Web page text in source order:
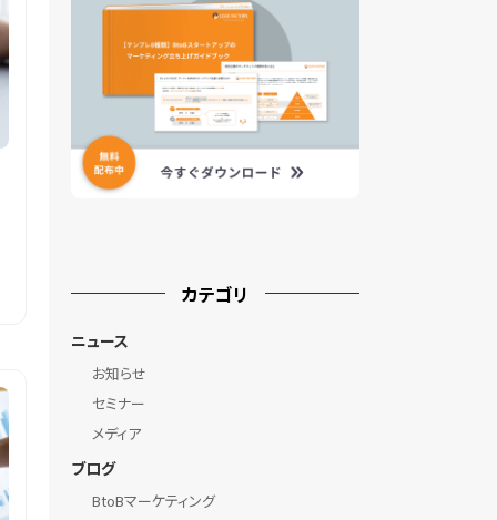
カテゴリ
ニュース
お知らせ
セミナー
メディア
ブログ
BtoBマーケティング